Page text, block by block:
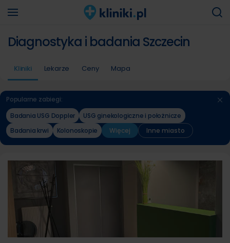
Diagnostyka i badania Szczecin
Kliniki Lekarze Ceny Mapa
Popularne zabiegi:
Badania USG Doppler
USG ginekologiczne i położnicze
Badania krwi
Kolonoskopie Więcej Inne miasto